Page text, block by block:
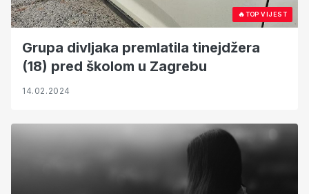
🔥TOP VIJEST
Grupa divljaka premlatila tinejdžera
(18) pred školom u Zagrebu
14.02.2024